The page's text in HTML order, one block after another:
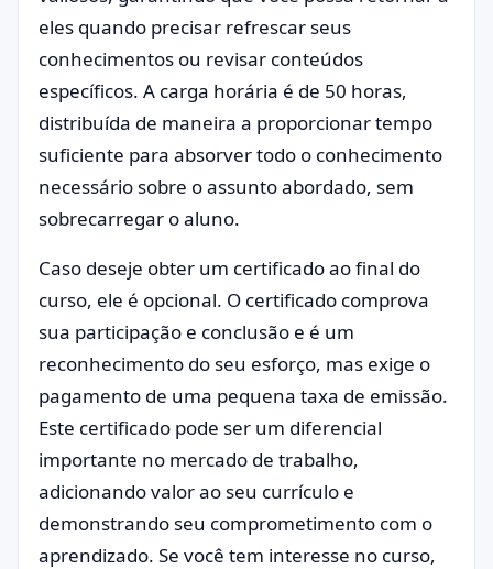
eles quando precisar refrescar seus
conhecimentos ou revisar conteúdos
específicos. A carga horária é de 50 horas,
distribuída de maneira a proporcionar tempo
suficiente para absorver todo o conhecimento
necessário sobre o assunto abordado, sem
sobrecarregar o aluno.
Caso deseje obter um certificado ao final do
curso, ele é opcional. O certificado comprova
sua participação e conclusão e é um
reconhecimento do seu esforço, mas exige o
pagamento de uma pequena taxa de emissão.
Este certificado pode ser um diferencial
importante no mercado de trabalho,
adicionando valor ao seu currículo e
demonstrando seu comprometimento com o
aprendizado. Se você tem interesse no curso,